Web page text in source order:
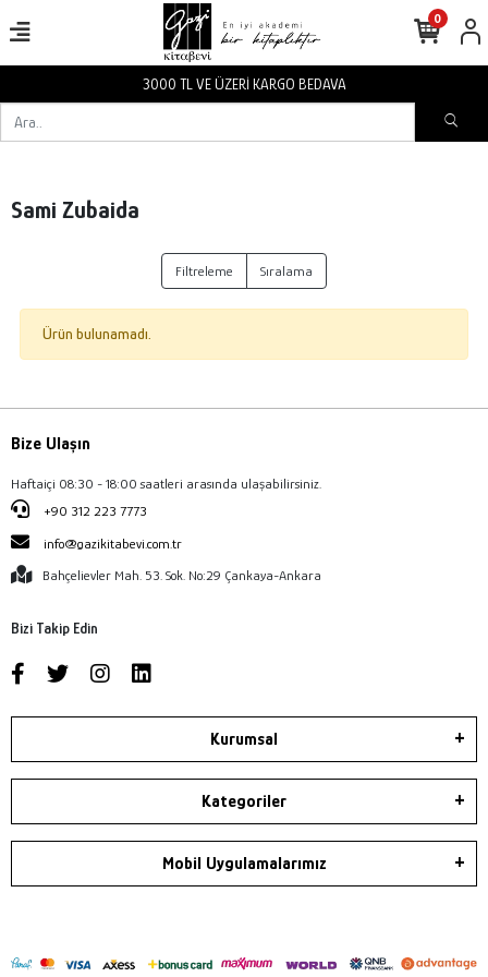
3000 TL VE ÜZERİ KARGO BEDAVA
0
Sami Zubaida
Filtreleme Sıralama
Ürün bulunamadı.
Bize Ulaşın
Haftaiçi 08:30 - 18:00 saatleri arasında ulaşabilirsiniz.
+90 312 223 7773
info@gazikitabevi.com.tr
Bahçelievler Mah. 53. Sok. No:29 Çankaya-Ankara
Bizi Takip Edin
Kurumsal
Kategoriler
Mobil Uygulamalarımız